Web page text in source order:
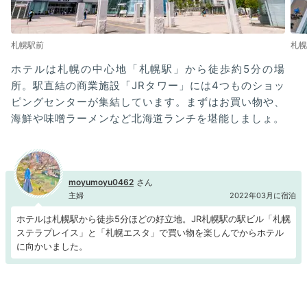
札幌駅前 札
ホテルは札幌の中心地「札幌駅」から徒歩約5分の場
所。駅直結の商業施設「JRタワー」には4つものショッ
ピングセンターが集結しています。まずはお買い物や、
海鮮や味噌ラーメンなど北海道ランチを堪能しましょ。
moyumoyu0462
主婦 2022年03月に宿泊
ホテルは札幌駅から徒歩5分ほどの好立地。JR札幌駅の駅ビル「札幌
ステラプレイス」と「札幌エスタ」で買い物を楽しんでからホテル
に向かいました。